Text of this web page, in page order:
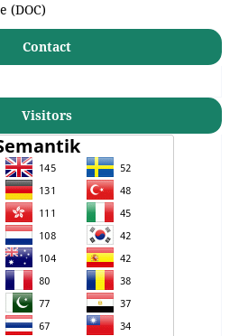
(DOC)
Contact
Visitors